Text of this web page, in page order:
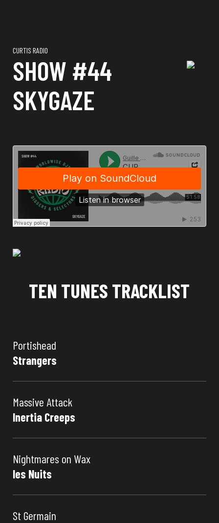
CURTIS RADIO
SHOW #44
SKYGAZE
TEN TUNES TRACKLIST
Portishead
Strangers
Massive Attack
Inertia Creeps
Nightmares on Wax
les Nuits
St Germain